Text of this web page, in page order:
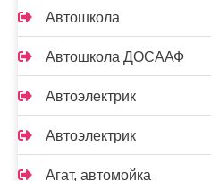
Автошкола
Автошкола ДОСААФ
Автоэлектрик
Автоэлектрик
Агат, автомойка